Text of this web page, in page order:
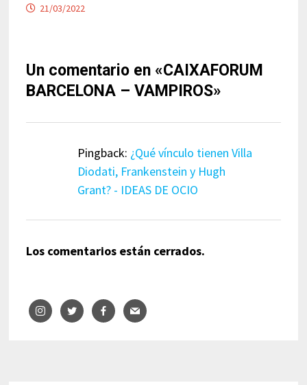
21/03/2022
Un comentario en «CAIXAFORUM
BARCELONA – VAMPIROS»
Pingback: ¿Qué vínculo tienen Villa
Diodati, Frankenstein y Hugh
Grant? - IDEAS DE OCIO
Los comentarios están cerrados.